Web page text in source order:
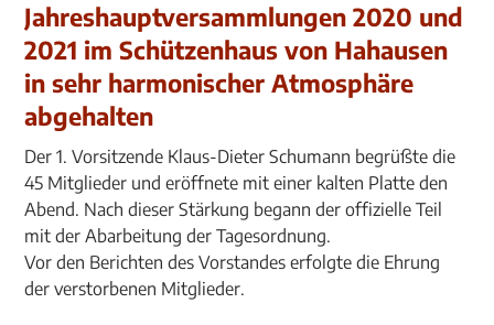
Jahreshauptversammlungen 2020 und
2021 im Schützenhaus von Hahausen
in sehr harmonischer Atmosphäre
abgehalten
Der 1. Vorsitzende Klaus-Dieter Schumann begrüßte die
45 Mitglieder und eröffnete mit einer kalten Platte den
Abend. Nach dieser Stärkung begann der offizielle Teil
mit der Abarbeitung der Tagesordnung.
Vor den Berichten des Vorstandes erfolgte die Ehrung
der verstorbenen Mitglieder.